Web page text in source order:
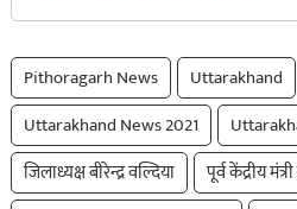
Pithoragarh News Uttarakhand
Uttarakhand News 2021
जिलाध्यक्ष बीरेन्द्र वल्दिया
पूर्व केंद्रीय